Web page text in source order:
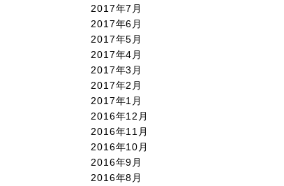
2017年7月
2017年6月
2017年5月
2017年4月
2017年3月
2017年2月
2017年1月
2016年12月
2016年11月
2016年10月
2016年9月
2016年8月